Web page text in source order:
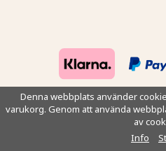
Drift & produktion:
Denna webbplats använder
varukorg. Genom att använda
av
Info